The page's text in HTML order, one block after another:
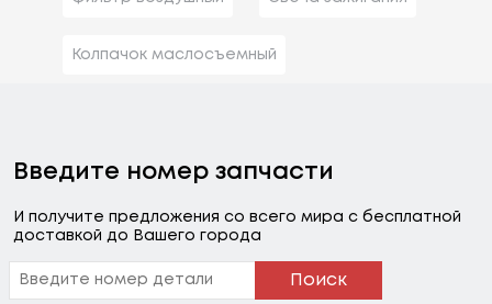
Колпачок маслосъемный
Введите номер запчасти
И получите предложения со всего мира с бесплатной
доставкой до Вашего города
Поиск